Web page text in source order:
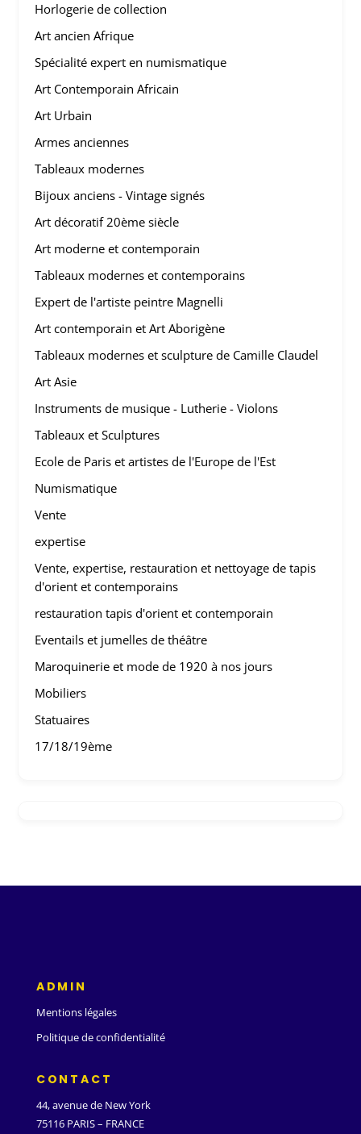
Horlogerie de collection
Art ancien Afrique
Spécialité expert en numismatique
Art Contemporain Africain
Art Urbain
Armes anciennes
Tableaux modernes
Bijoux anciens - Vintage signés
Art décoratif 20ème siècle
Art moderne et contemporain
Tableaux modernes et contemporains
Expert de l'artiste peintre Magnelli
Art contemporain et Art Aborigène
Tableaux modernes et sculpture de Camille Claudel
Art Asie
Instruments de musique - Lutherie - Violons
Tableaux et Sculptures
Ecole de Paris et artistes de l'Europe de l'Est
Numismatique
Vente
expertise
Vente, expertise, restauration et nettoyage de tapis
d'orient et contemporains
restauration tapis d'orient et contemporain
Eventails et jumelles de théâtre
Maroquinerie et mode de 1920 à nos jours
Mobiliers
Statuaires
17/18/19ème
ADMIN
Mentions légales
Politique de confidentialité
CONTACT
44, avenue de New York
75116 PARIS – FRANCE